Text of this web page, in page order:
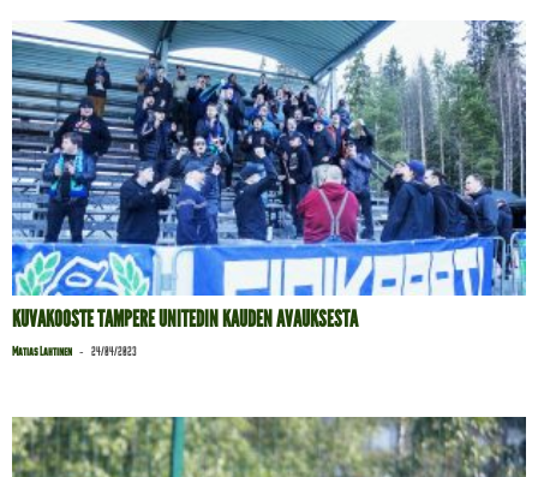
KUVAKOOSTE TAMPERE UNITEDIN KAUDEN AVAUKSESTA
Matias Lahtinen - 24/04/2023